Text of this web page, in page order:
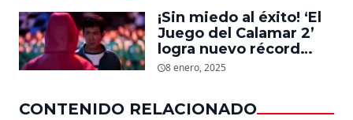
daño que le hizo la
industria a su cuerpo
¡Sin miedo al éxito! ‘El
Juego del Calamar 2’
logra nuevo récord
mundial en tan solo 11
8 enero, 2025
CONTENIDO RELACIONADO